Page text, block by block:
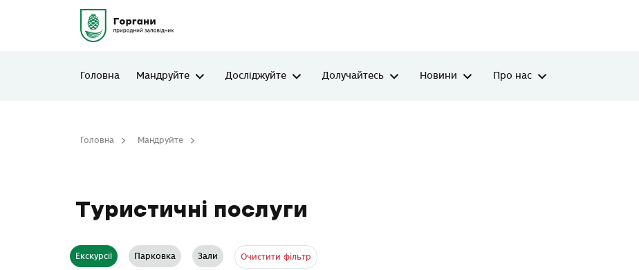
Головна Мандруйте Досліджуйте Долучайтесь Новини Про нас
Головна Мандруйте
Туристичні послуги
Екскурсії Парковка Зали Очистити фільтр